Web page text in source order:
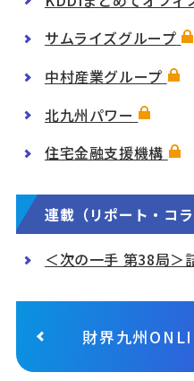
サムライズグループ
中村産業グループ
北九州パワー
住宅金融支援機構
連載（リポート・コラ
＜次の一手 第38局＞
財界九州